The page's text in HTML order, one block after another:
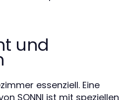
und
essenziell. Eine
SONNI ist mit speziellen